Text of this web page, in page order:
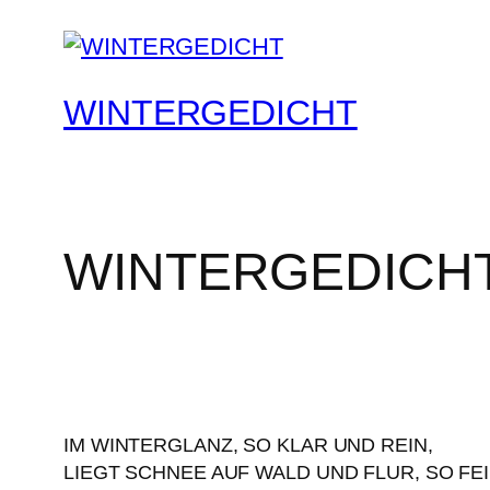
WINTERGEDICHT
IM WINTERGLANZ, SO KLAR UND REIN,
LIEGT SCHNEE AUF WALD UND FLUR, SO